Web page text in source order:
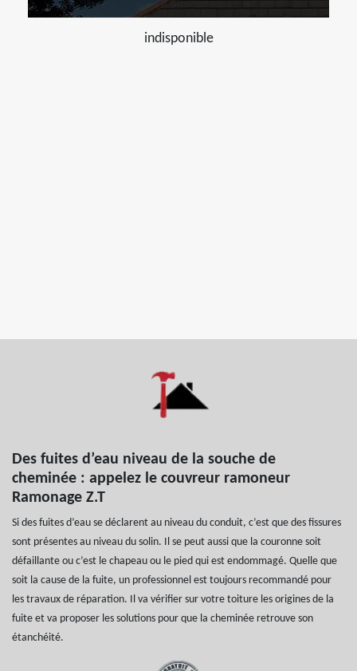
indisponible
Des fuites d’eau niveau de la souche de
cheminée : appelez le couvreur ramoneur
Ramonage Z.T
Si des fuites d’eau se déclarent au niveau du conduit, c’est que des fissures
sont présentes au niveau du solin. Il se peut aussi que la couronne soit
défaillante ou c’est le chapeau ou le pied qui est endommagé. Quelle que
soit la cause de la fuite, un professionnel est toujours recommandé pour
les travaux de réparation. Il va vérifier sur votre toiture les origines de la
fuite et va proposer les solutions pour que la cheminée retrouve son
étanchéité.